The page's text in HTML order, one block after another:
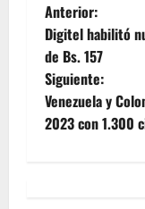
Anterior:
Digitel habilitó
de Bs. 157
Siguiente:
Venezuela y
2023 con 1.300